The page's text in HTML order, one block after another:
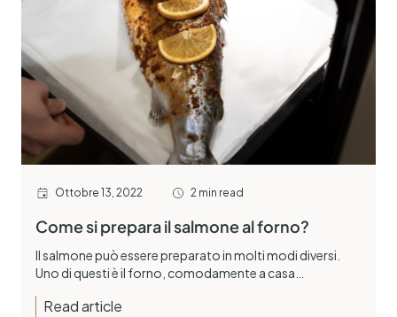
Ottobre 13, 2022 2 min read
Come si prepara il salmone al forno?
Il salmone può essere preparato in molti modi diversi.
Uno di questi è il forno, comodamente a casa…
Read article